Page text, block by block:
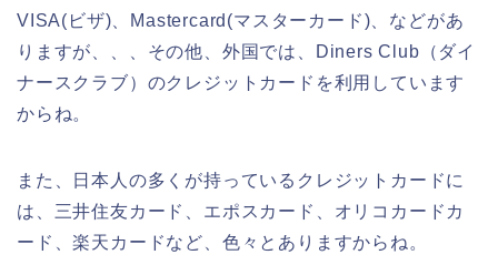
VISA(ビザ)、Mastercard(マスターカード)、などがあ
りますが、、、その他、外国では、Diners Club（ダイ
ナースクラブ）のクレジットカードを利用しています
からね。
また、日本人の多くが持っているクレジットカードに
は、三井住友カード、エポスカード、オリコカードカ
ード、楽天カードなど、色々とありますからね。